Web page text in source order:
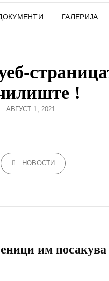
ГАЛЕРИЈА
!
POSTED
АВГУСТ 1, 2021
CATEGORIES
НОВОСТИ
им посакува